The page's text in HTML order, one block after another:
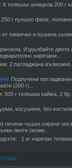
6 телешки шницела 200 г
250 г пуешко филе,
от тиквички и пушена
Издълбайте двете
нарязани...
2 патладжана възможно
Подлучени
(200 г)...
500 г телешка кайма, 2
изсушени, без
печени чушки сирене
ленти (може...
1 кг нарязан